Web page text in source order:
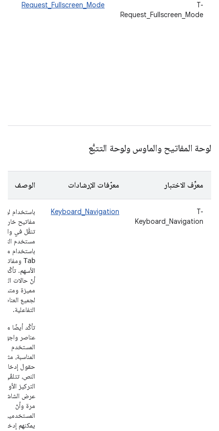
T-
Request_Fullscreen_Mode
Request_Fullscreen_Mode
لوحة المفاتيح والماوس ولوحة التتبُّع
معرِّف الاختبار معرّفات الإرشادات الوصف
T-
Keyboard_Navigation
Keyboard_Navigation
باستخدام
مفاتيح
تنقَّل في
مستخدم
باستخدام
Tab ومفاتيح
الأسهم. تأكَّد
أنّ حالات
مميزة
لجميع العناصر
التفاعلية.
تأكَّد أيضًا من
عناصر واجهة
المستخدم
المناسبة، مثل
حقول إدخال
النص، تتلقّى
التركيز
عرض الشاشة
مرة وأنّ
المستخدمين
يمكنهم إدخال